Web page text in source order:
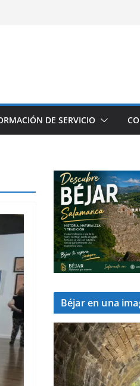
DE SERVICIO
Béjar en una